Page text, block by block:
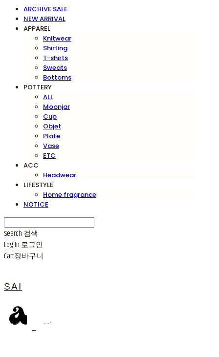
ARCHIVE SALE
NEW ARRIVAL
APPAREL
Knitwear
Shirting
T-shirts
Sweats
Bottoms
POTTERY
ALL
Moonjar
Cup
Objet
Plate
Vase
ETC
ACC
Headwear
LIFESTYLE
Home fragrance
NOTICE
Search 검색
Log In 로그인
Cart장바구니
SAI